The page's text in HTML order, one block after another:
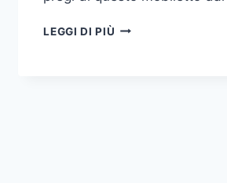
LEGGI DI PIÙ ETAGERE